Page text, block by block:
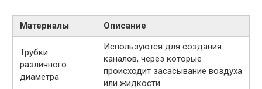
Материалы Описание
Трубки
различного
диаметра
Используются для создания
каналов, через которые
происходит засасывание воздуха
или жидкости